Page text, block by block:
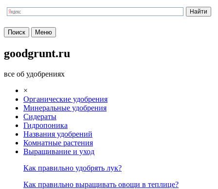
Поиск Меню
goodgrunt.ru
все об удобрениях
×
Органические удобрения
Минеральные удобрения
Сидераты
Гидропоника
Названия удобрений
Комнатные растения
Выращивание и уход
Как правильно удобрять лук?
Как правильно выращивать овощи в теплице?